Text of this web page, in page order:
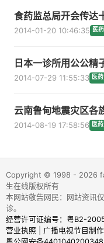
食药监总局开会传达
2014-01-20 10:46:35 医
日本一诊所用公公精
2014-07-29 11:55:33 医
云南鲁甸地震灾区各
2014-08-19 17:58:56 医
Copyright © 1998 - 2026
生在线版权所有
本网站敬告网民：网站资讯
诊。
经营许可证编号：粤B2-
营业执照
广播电视节目制